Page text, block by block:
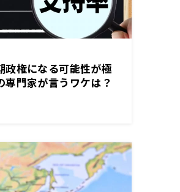
政権になる可能性が極
専門家が言うワケは？